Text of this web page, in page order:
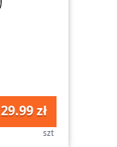
29.99 zł
szt